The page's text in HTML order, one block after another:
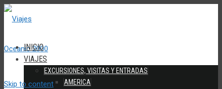
INICIO
VIAJES
EXCURSIONES, VISITAS Y ENTRADAS
AMERICA
Skip to content